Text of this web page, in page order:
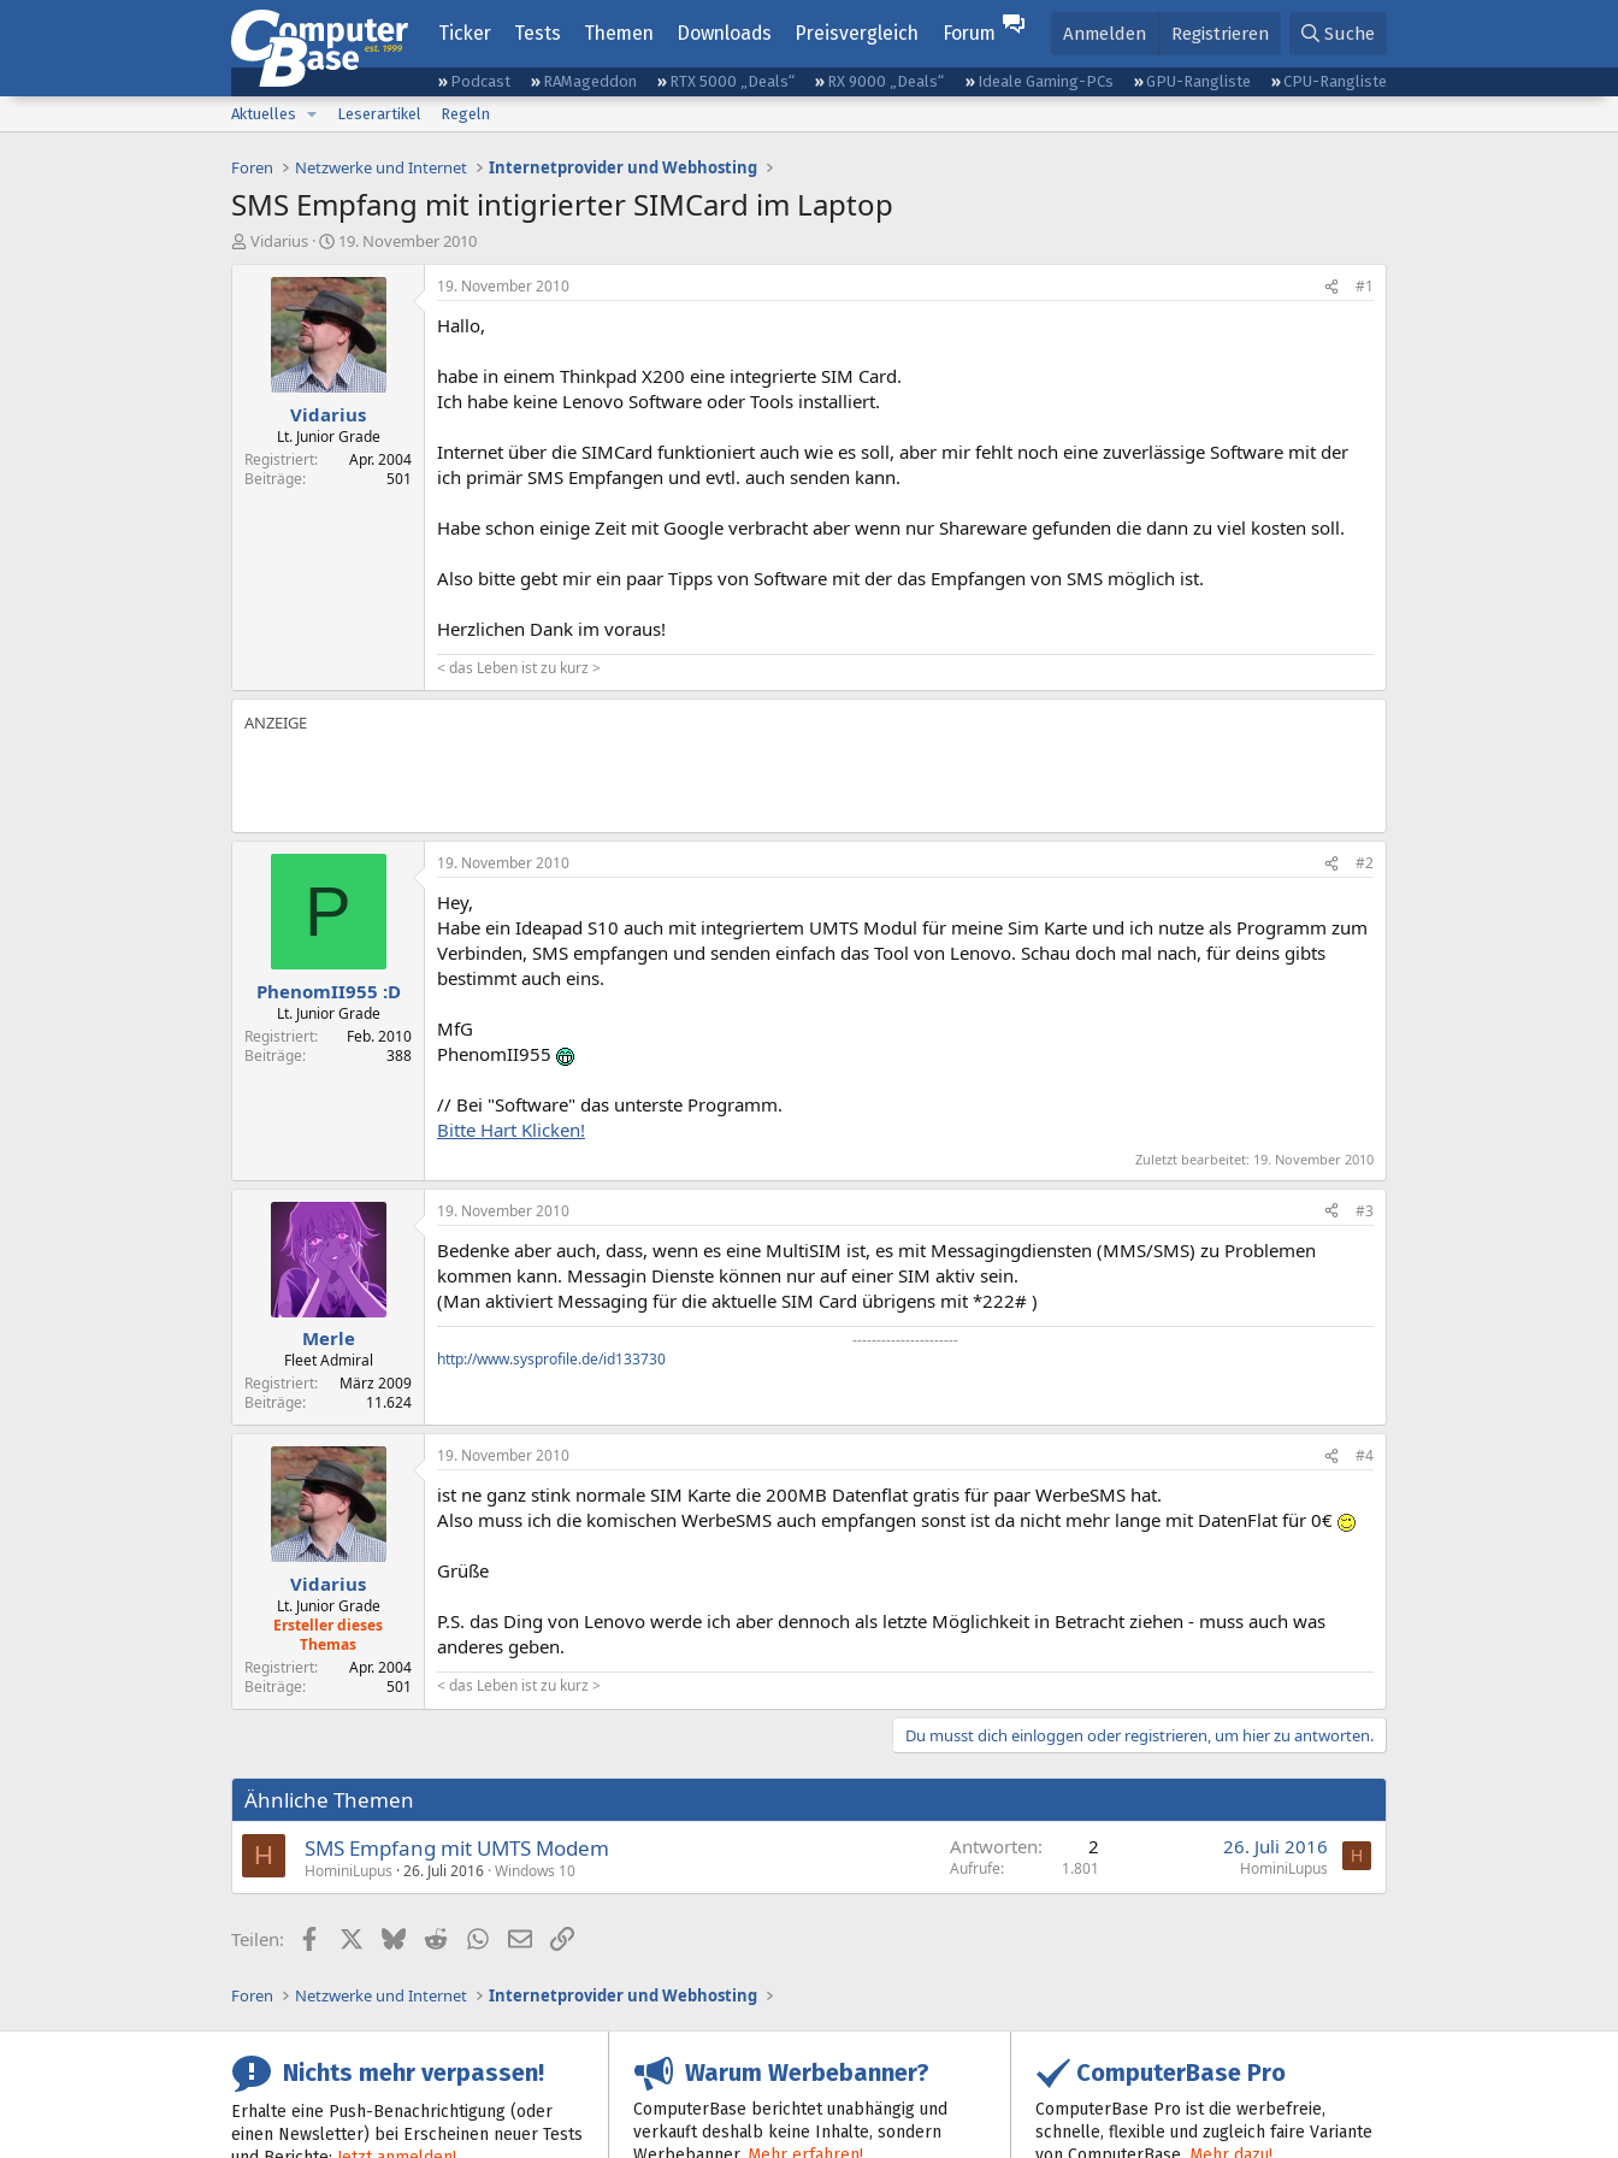
Ticker Tests Themen Downloads Preisvergleich Forum Anmelden Registrieren Suche
Podcast RAMageddon RTX 5000 „Deals“ RX 9000 „Deals“ Ideale Gaming-PCs GPU-Rangliste
CPU-Rangliste
Aktuelles
Leserartikel Regeln
Foren Netzwerke und Internet Internetprovider und Webhosting
SMS Empfang mit intigrierter SIMCard im Laptop
E
Vidarius
E
s
t
e
l
l
t
a
m
19. November 2010
Vidarius
Lt. Junior Grade
Registriert
Apr. 2004
Beiträge
501
19. November 2010 #1
Hallo,
habe in einem Thinkpad X200 eine integrierte SIM Card.
Ich habe keine Lenovo Software oder Tools installiert.
Internet über die SIMCard funktioniert auch wie es soll, aber mir fehlt noch eine zuverlässige Software mit der
ich primär SMS Empfangen und evtl. auch senden kann.
Habe schon einige Zeit mit Google verbracht aber wenn nur Shareware gefunden die dann zu viel kosten soll.
Also bitte gebt mir ein paar Tipps von Software mit der das Empfangen von SMS möglich ist.
Herzlichen Dank im voraus!
< das Leben ist zu kurz >
P
PhenomII955 :D
Lt. Junior Grade
Registriert
Feb. 2010
Beiträge
388
19. November 2010 #2
Hey,
Habe ein Ideapad S10 auch mit integriertem UMTS Modul für meine Sim Karte und ich nutze als Programm zum
Verbinden, SMS empfangen und senden einfach das Tool von Lenovo. Schau doch mal nach, für deins gibts
bestimmt auch eins.
MfG
PhenomII955
// Bei "Software" das unterste Programm.
Bitte Hart Klicken!
Zuletzt bearbeitet: 19. November 2010
Merle
Fleet Admiral
Registriert
März 2009
Beiträge
11.624
19. November 2010 #3
Bedenke aber auch, dass, wenn es eine MultiSIM ist, es mit Messagingdiensten (MMS/SMS) zu Problemen
kommen kann. Messagin Dienste können nur auf einer SIM aktiv sein.
(Man aktiviert Messaging für die aktuelle SIM Card übrigens mit *222# )
----------------------​
http://www.sysprofile.de/id133730
Vidarius
Lt. Junior Grade
Ersteller dieses
Themas
Registriert
Apr. 2004
Beiträge
501
19. November 2010 #4
ist ne ganz stink normale SIM Karte die 200MB Datenflat gratis für paar WerbeSMS hat.
Also muss ich die komischen WerbeSMS auch empfangen sonst ist da nicht mehr lange mit DatenFlat für 0€
Grüße
P.S. das Ding von Lenovo werde ich aber dennoch als letzte Möglichkeit in Betracht ziehen - muss auch was
anderes geben.
< das Leben ist zu kurz >
Du musst dich einloggen oder registrieren, um hier zu antworten.
Ähnliche Themen
H SMS Empfang mit UMTS Modem
HominiLupus 26. Juli 2016 Windows 10
Antworten 2
Aufrufe 1.801
26. Juli 2016
HominiLupus
H
Teilen: FacebookX (Twitter)
BlueskyRedditWhatsApp
E-MailLink
Foren Netzwerke und Internet Internetprovider und Webhosting
Nichts mehr verpassen!
Erhalte eine Push-Benachrichtigung (oder
einen Newsletter) bei Erscheinen neuer Tests
Warum Werbebanner?
ComputerBase berichtet unabhängig und
verkauft deshalb keine Inhalte, sondern
ComputerBase Pro
ComputerBase Pro ist die werbefreie,
schnelle, flexible und zugleich faire Variante